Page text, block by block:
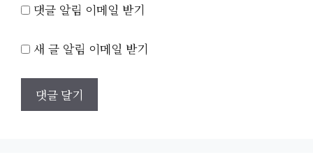
댓글 알림 이메일 받기
새 글 알림 이메일 받기